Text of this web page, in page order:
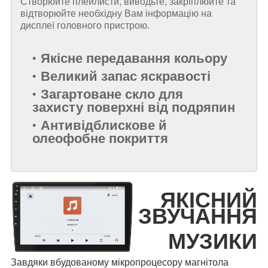
відтворюйте необхідну Вам інформацію на
дисплеї головного пристрою.
Якісне передавання кольору
Великий запас яскравості
Загартоване скло для
захисту поверхні від подряпин
Антивідблискове й
олеофобне покриття
ЯКІСНИЙ
ЗВУЧАННЯ
МУЗИКИ
Завдяки вбудованому мікропроцесору магнітола